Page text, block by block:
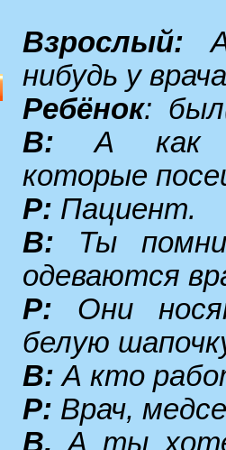
Взрослый:
нибудь у
Ребёнок:
В: А как
которые
Р: Пациент.
В: Ты
одеваются
Р: Они
белую
В: А кто
Р: Врач,
В. А ты